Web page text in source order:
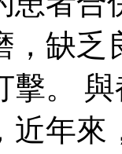
，缺
擊。
近年